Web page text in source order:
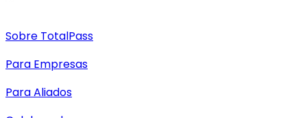
Sobre TotalPass
Para Empresas
Para Aliados